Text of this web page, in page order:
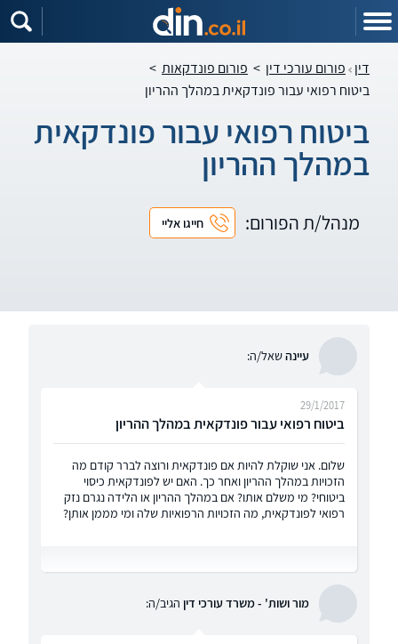
דין פורום עורכי דין > פורום פונדקאות >
ביטוח רפואי עבור פונדקאית במהלך ההריון
ביטוח רפואי עבור פונדקאית
במהלך ההריון
מנהל/ת הפורום: חייגו אליי
עיינהשאל/ה:
ביטוח רפואי עבור פונדקאית במהלך ההריון
29/1/2017
שלום. אני שוקלת להיות אם פונדקאית ורוצה לברר קודם מה
הזכויות במהלך ההריון ואחר כך. האם יש לפונדקאית כיסוי
ביטוחי? מי משלם אותו? אם במהלך ההריון או הלידה נגרם נזק
רפואי לפונדקאית, מה הזכויות הרפואיות שלה ומי מממן אותן?
מור ושות' - משרד עורכי דין הגיב/ה: